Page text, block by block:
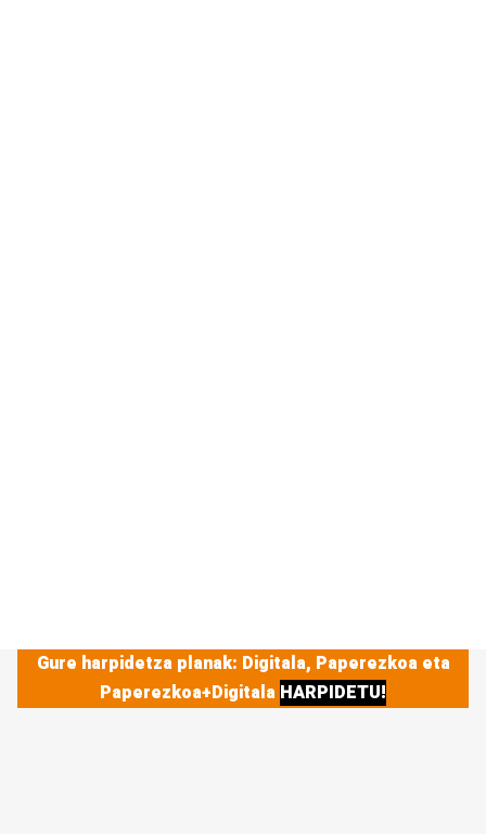
Gure harpidetza planak: Digitala, Paperezkoa eta
Paperezkoa+Digitala HARPIDETU!